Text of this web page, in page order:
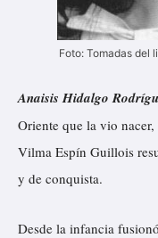
Foto: Tomadas del
Anaisis Hidalgo
Oriente que la vio
Vilma Espín Guillois
y de conquista.
Desde la infancia